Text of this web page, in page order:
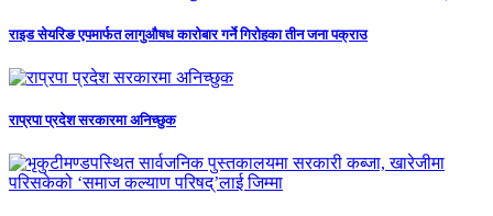
राइड सेयरिङ एपमार्फत लागुऔषध कारोबार गर्ने गिरोहका तीन जना पक्राउ
राप्रपा प्रदेश सरकारमा अनिच्छुक